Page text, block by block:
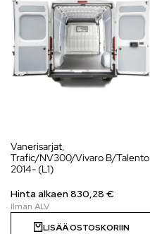
Vanerisarjat,
Trafic/NV300/Vivaro B/Talento
2014- (L1)
Hinta alkaen830,28 €
LISÄÄ OSTOSKORIIN